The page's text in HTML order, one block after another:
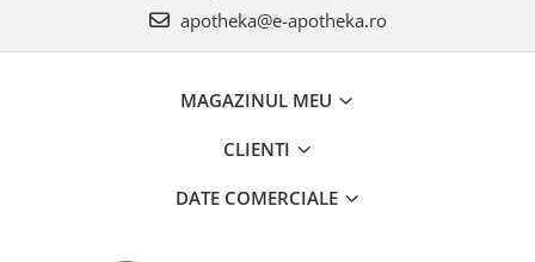
apotheka@e-apotheka.ro
MAGAZINUL MEU
CLIENTI
DATE COMERCIALE